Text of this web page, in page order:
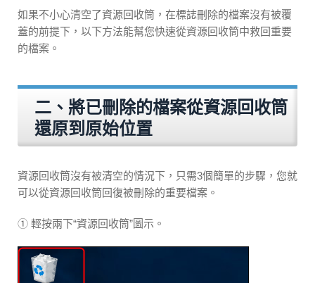
如果不小心清空了資源回收筒，在標誌刪除的檔案沒有被覆
蓋的前提下，以下方法能幫您快速從資源回收筒中救回重要
的檔案。
二、將已刪除的檔案從資源回收筒
還原到原始位置
資源回收筒沒有被清空的情況下，只需3個簡單的步驟，您就
可以從資源回收筒回復被刪除的重要檔案。
① 輕按兩下“資源回收筒”圖示。